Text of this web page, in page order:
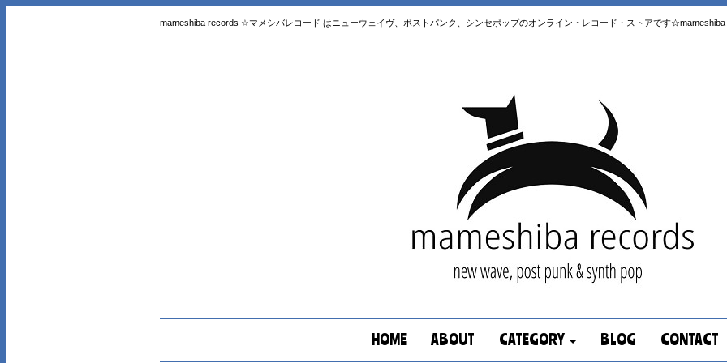
mameshiba records ☆マメシバレコード はニューウェイヴ、ポストパンク、シンセポップのオンライン・レコード・ストアです
HOME ABOUT CATEGORY BLOG CONTACT